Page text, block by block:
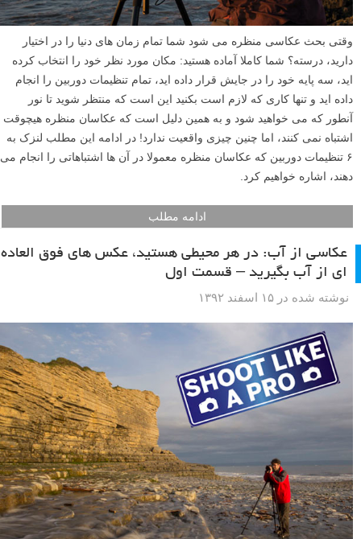
وقتی بحث عکاسی منظره می شود شما تمام زمان های دنیا را در اختیار
دارید، درسته؟ شما کاملا آماده هستید: مکان مورد نظر خود را انتخاب کرده
اید، سه پایه خود را در جایش قرار داده اید، تمام تنظیمات دوربین را انجام
داده اید و تنها کاری که لازم است بکنید این است که منتظر شوید تا نور
آنطور که می خواهید شود و به همین دلیل است که عکاسان منظره هیچوقت
اشتباه نمی کنند، اما چنین چیزی واقعیت ندارد! در ادامه این مطلب لنزک به
۶ تنظیمات دوربین که عکاسان منظره معمولا در آن ها اشتباهاتی را انجام می
دهند، اشاره خواهیم کرد.
ادامه مطلب
عکاسی از آب: در هر محیطی هستید، عکس های فوق العاده
ای از آب بگیرید – قسمت اول
نوشته شده در ۱۵ اسفند ۱۳۹۲